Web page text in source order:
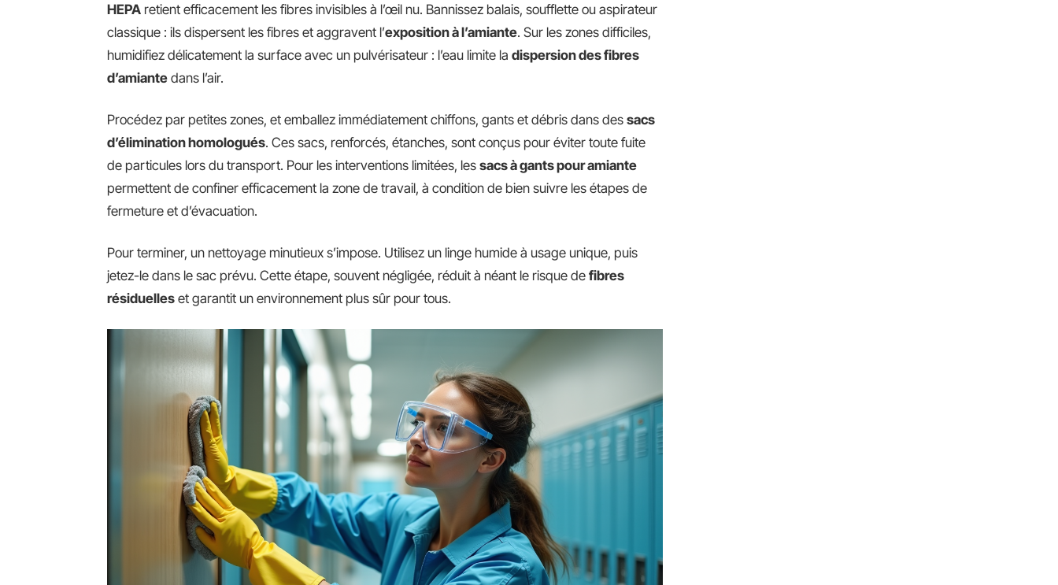
HEPA retient efficacement les fibres invisibles à l’œil nu. Bannissez balais, soufflette ou aspirateur
classique : ils dispersent les fibres et aggravent l’exposition à l’amiante. Sur les zones difficiles,
humidifiez délicatement la surface avec un pulvérisateur : l’eau limite la dispersion des fibres
d’amiante dans l’air.
Procédez par petites zones, et emballez immédiatement chiffons, gants et débris dans des sacs
d’élimination homologués. Ces sacs, renforcés, étanches, sont conçus pour éviter toute fuite
de particules lors du transport. Pour les interventions limitées, les sacs à gants pour amiante
permettent de confiner efficacement la zone de travail, à condition de bien suivre les étapes de
fermeture et d’évacuation.
Pour terminer, un nettoyage minutieux s’impose. Utilisez un linge humide à usage unique, puis
jetez-le dans le sac prévu. Cette étape, souvent négligée, réduit à néant le risque de fibres
résiduelles et garantit un environnement plus sûr pour tous.